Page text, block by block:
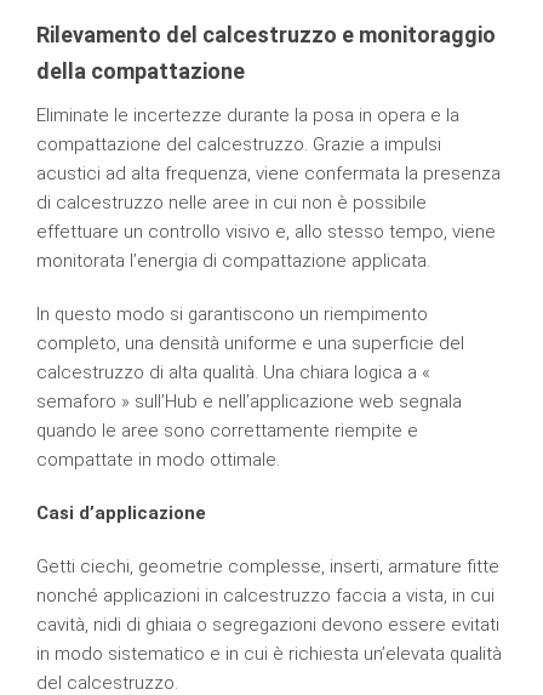
Rilevamento del calcestruzzo e monitoraggio
della compattazione
Eliminate le incertezze durante la posa in opera e la
compattazione del calcestruzzo. Grazie a impulsi
acustici ad alta frequenza, viene confermata la presenza
di calcestruzzo nelle aree in cui non è possibile
effettuare un controllo visivo e, allo stesso tempo, viene
monitorata l’energia di compattazione applicata.
In questo modo si garantiscono un riempimento
completo, una densità uniforme e una superficie del
calcestruzzo di alta qualità. Una chiara logica a «
semaforo » sull’Hub e nell’applicazione web segnala
quando le aree sono correttamente riempite e
compattate in modo ottimale.
Casi d’applicazione
Getti ciechi, geometrie complesse, inserti, armature fitte
nonché applicazioni in calcestruzzo faccia a vista, in cui
cavità, nidi di ghiaia o segregazioni devono essere evitati
in modo sistematico e in cui è richiesta un’elevata qualità
del calcestruzzo.